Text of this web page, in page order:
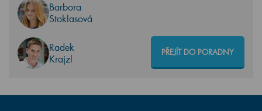
Barbora
Stoklasová
Radek
Krajzl
PŘEJÍT DO PORADNY